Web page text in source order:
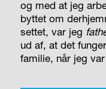
og med at jeg
byttet om
settet, var jeg
ud af, at det
familie, når jeg var